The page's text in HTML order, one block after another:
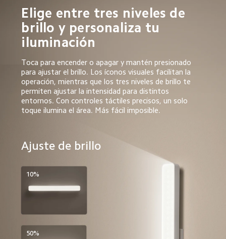
Elige entre tres niveles de
brillo y personaliza tu
iluminación
Toca para encender o apagar y mantén presionado
para ajustar el brillo. Los íconos visuales facilitan la
operación, mientras que los tres niveles de brillo te
permiten ajustar la intensidad para distintos
entornos. Con controles táctiles precisos, un solo
toque ilumina el área. Más fácil imposible.
Ajuste de brillo
10%
50%